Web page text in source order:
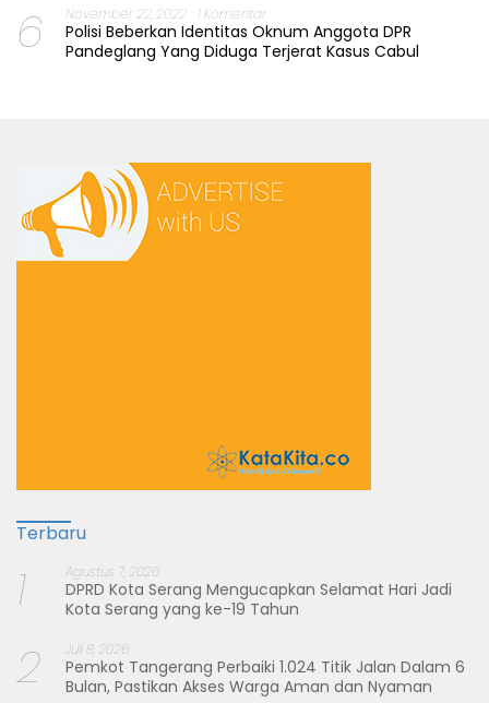
6 November 22, 2022 1 Komentar
Polisi Beberkan Identitas Oknum Anggota DPR
Pandeglang Yang Diduga Terjerat Kasus Cabul
Terbaru
1 Agustus 7, 2026
DPRD Kota Serang Mengucapkan Selamat Hari Jadi
Kota Serang yang ke-19 Tahun
2 Juli 8, 2026
Pemkot Tangerang Perbaiki 1.024 Titik Jalan Dalam 6
Bulan, Pastikan Akses Warga Aman dan Nyaman